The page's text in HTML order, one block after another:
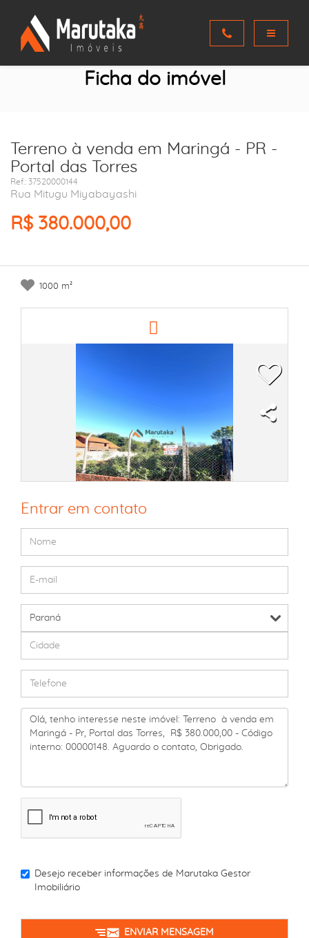
Ficha do imóvel
Terreno à venda em Maringá - PR -
Portal das Torres
Ref.: 37520000144
Rua Mitugu Miyabayashi
R$ 380.000,00
1000 m²
Entrar em contato
Desejo receber informações de Marutaka Gestor
Imobiliário
ENVIAR MENSAGEM